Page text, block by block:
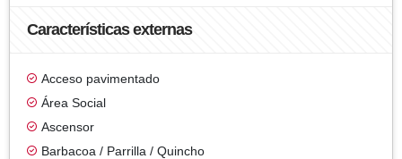
Características externas
Acceso pavimentado
Área Social
Ascensor
Barbacoa / Parrilla / Quincho